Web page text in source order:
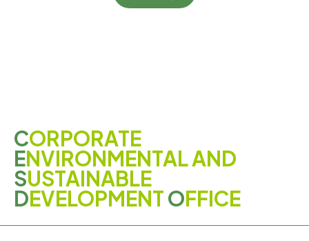
CORPORATE
ENVIRONMENTAL AND
SUSTAINABLE
DEVELOPMENTOFFICE